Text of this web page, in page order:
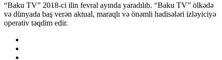
“Baku TV” 2018-ci ilin fevral ayında yaradılıb. “Baku TV” ölkədə
və dünyada baş verən aktual, maraqlı və önəmli hadisələri izləyiciyə
operativ təqdim edir.